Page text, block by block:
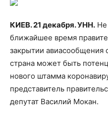
КИЕВ. 21 декабря. УНН. Не
ближайшее время
закрытии авиасообщения
страна может быть
нового штамма
представитель
депутат Василий Мокан.